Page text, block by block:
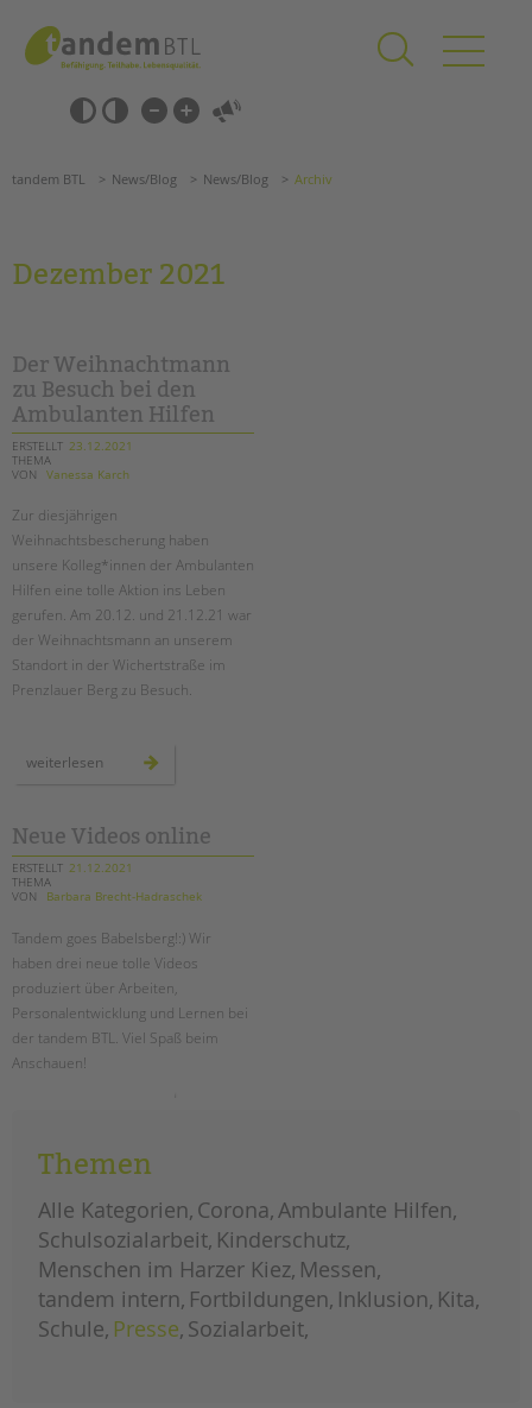
springen
Barrierefrei-
Einstellungen
überspringen
überspringen
Förderzentren
Kollegs
EFöB
Schulbezogene Sozialarbeit
Tagesgruppen
HILFEN ZUR ERZIEHUNG
EINGLIEDERUNGSHILFE
BETREUTES WOHNEN
TANDEM BTL AKADEMIE
Seminarkalender
STADTTEILARBEIT
PROFIL | LEITBILD
Kinder- und Jugendschutz
Unsere Videos
Gesellschafter VdK
schoolcoach BTL
tandem international
Stellenangebote
tandem als Arbeitgeberin
NEWS/BLOG
unkuerzbar
Briefe an Kai
tandem BTL News/Blog News/Blog Archiv
Dezember 2021
Der Weihnachtmann
zu Besuch bei den
Ambulanten Hilfen
ERSTELLT 23.12.2021
THEMA
VON
Vanessa Karch
Zur diesjährigen
Weihnachtsbescherung haben
unsere Kolleg*innen der Ambulanten
Hilfen eine tolle Aktion ins Leben
gerufen. Am 20.12. und 21.12.21 war
der Weihnachtsmann an unserem
Standort in der Wichertstraße im
Prenzlauer Berg zu Besuch.
weiterlesen
weihnachtmann
den
ambulanten
hilfen
Neue Videos online
ERSTELLT 21.12.2021
THEMA
VON
Barbara Brecht-Hadraschek
Tandem goes Babelsberg!:) Wir
haben drei neue tolle Videos
produziert über Arbeiten,
Personalentwicklung und Lernen bei
der tandem BTL. Viel Spaß beim
Anschauen!
Themen
Alle Kategorien Corona Ambulante Hilfen
Schulsozialarbeit Kinderschutz
Menschen im Harzer Kiez Messen
tandem intern Fortbildungen Inklusion Kita
Schule Presse Sozialarbeit